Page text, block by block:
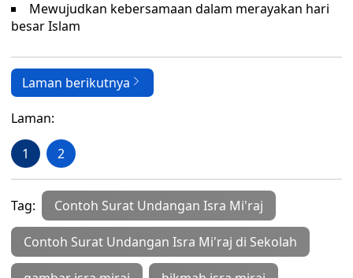
Mewujudkan kebersamaan dalam merayakan hari
besar Islam
Laman berikutnya
Laman:
1 2
Tag: Contoh Surat Undangan Isra Mi'raj
Contoh Surat Undangan Isra Mi'raj di Sekolah